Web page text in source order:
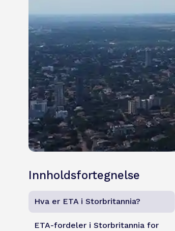
Innholdsfortegnelse
Hva er ETA i Storbritannia?
ETA-fordeler i Storbritannia for